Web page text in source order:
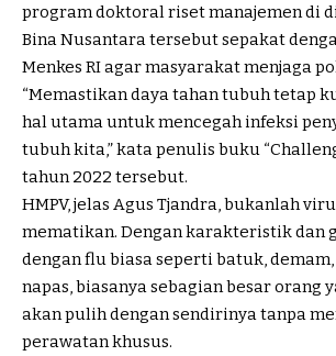
program doktoral riset manajemen di
Bina Nusantara tersebut sepakat
Menkes RI agar masyarakat menjaga
“Memastikan daya tahan tubuh tetap
hal utama untuk mencegah infeksi
tubuh kita,” kata penulis buku
tahun 2022 tersebut.
HMPV, jelas Agus Tjandra, bukanlah
mematikan. Dengan karakteristik dan
dengan flu biasa seperti batuk,
napas, biasanya sebagian besar orang
akan pulih dengan sendirinya tanpa
perawatan khusus.